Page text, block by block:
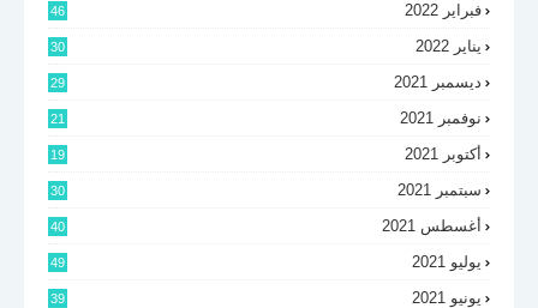
فبراير 2022 46
يناير 2022 30
ديسمبر 2021 29
نوفمبر 2021 21
أكتوبر 2021 19
سبتمبر 2021 30
أغسطس 2021 40
يوليو 2021 49
يونيو 2021 39